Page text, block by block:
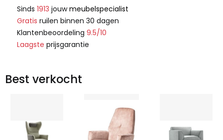
Sinds 1913 jouwmeubelspecialist
Gratis ruilen binnen 30 dagen
Klantenbeoordeling 9.5/10
Laagste prijsgarantie
Best verkocht